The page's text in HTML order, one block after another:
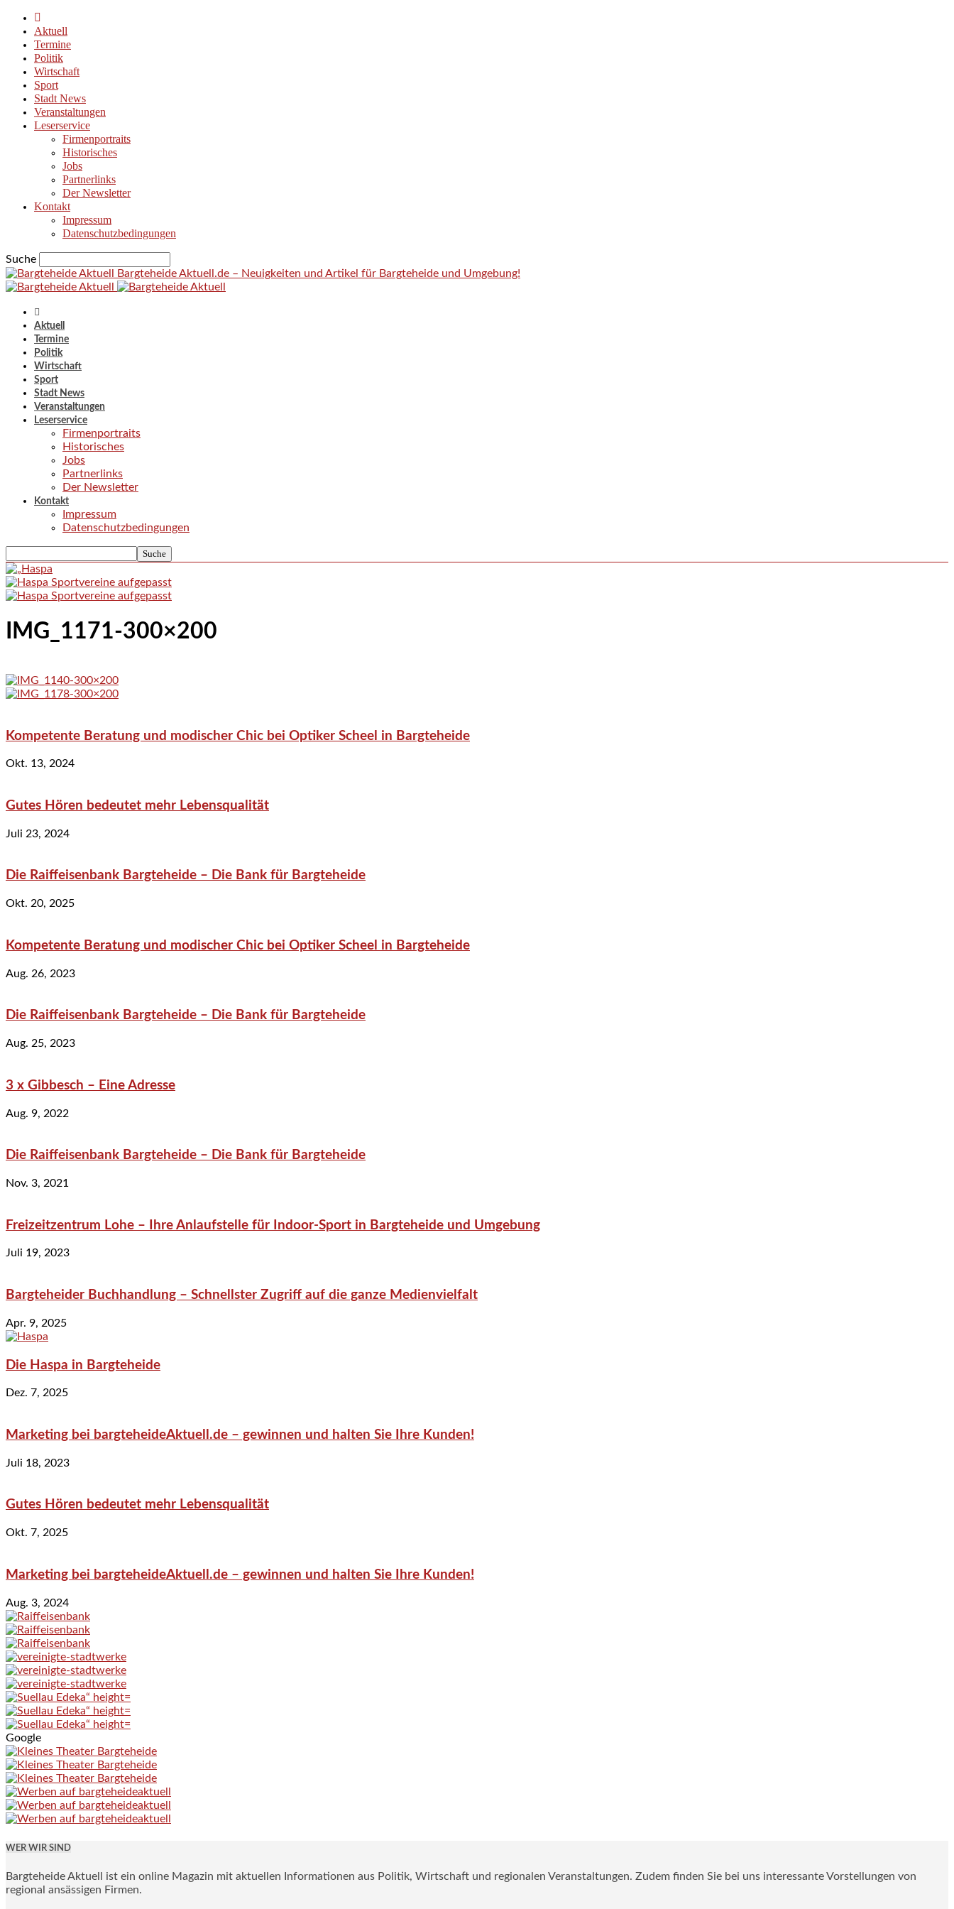
Aktuell
Termine
Politik
Wirtschaft
Sport
Stadt News
Veranstaltungen
Leserservice
Firmenportraits
Historisches
Jobs
Partnerlinks
Der Newsletter
Kontakt
Impressum
Datenschutzbedingungen
Suche
Bargteheide Aktuell.de – Neuigkeiten und Artikel für Bargteheide und Umgebung!
Aktuell
Termine
Politik
Wirtschaft
Sport
Stadt News
Veranstaltungen
Leserservice
Firmenportraits
Historisches
Jobs
Partnerlinks
Der Newsletter
Kontakt
Impressum
Datenschutzbedingungen
IMG_1171-300×200
Kompetente Beratung und modischer Chic bei Optiker Scheel in Bargteheide
Okt. 13, 2024
Gutes Hören bedeutet mehr Lebensqualität
Juli 23, 2024
Die Raiffeisenbank Bargteheide – Die Bank für Bargteheide
Okt. 20, 2025
Kompetente Beratung und modischer Chic bei Optiker Scheel in Bargteheide
Aug. 26, 2023
Die Raiffeisenbank Bargteheide – Die Bank für Bargteheide
Aug. 25, 2023
3 x Gibbesch – Eine Adresse
Aug. 9, 2022
Die Raiffeisenbank Bargteheide – Die Bank für Bargteheide
Nov. 3, 2021
Freizeitzentrum Lohe – Ihre Anlaufstelle für Indoor-Sport in Bargteheide und Umgebung
Juli 19, 2023
Bargteheider Buchhandlung – Schnellster Zugriff auf die ganze Medienvielfalt
Apr. 9, 2025
Die Haspa in Bargteheide
Dez. 7, 2025
Marketing bei bargteheideAktuell.de – gewinnen und halten Sie Ihre Kunden!
Juli 18, 2023
Gutes Hören bedeutet mehr Lebensqualität
Okt. 7, 2025
Marketing bei bargteheideAktuell.de – gewinnen und halten Sie Ihre Kunden!
Aug. 3, 2024
Google
WER WIR SIND
Bargteheide Aktuell ist ein online Magazin mit aktuellen Informationen aus Politik, Wirtschaft und regionalen Veranstaltungen. Zudem finden Sie bei uns interessante Vorstellungen von
regional ansässigen Firmen.